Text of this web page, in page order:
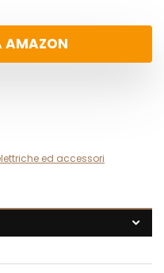
AMAZON
ed accessori